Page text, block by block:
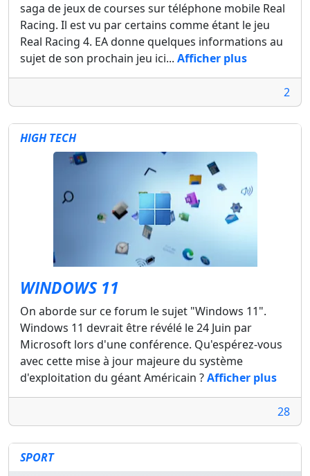
saga de jeux de courses sur téléphone mobile Real
Racing. Il est vu par certains comme étant le jeu
Real Racing 4. EA donne quelques informations au
sujet de son prochain jeu ici... Afficher plus
2
HIGH TECH
WINDOWS 11
On aborde sur ce forum le sujet "Windows 11".
Windows 11 devrait être révélé le 24 Juin par
Microsoft lors d'une conférence. Qu'espérez-vous
avec cette mise à jour majeure du système
d'exploitation du géant Américain ?Afficher plus
28
SPORT